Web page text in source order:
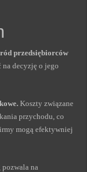
przedsiębiorców
na decyzję o jego
Koszty związane
przychodu, co
mogą efektywniej
pozwala na